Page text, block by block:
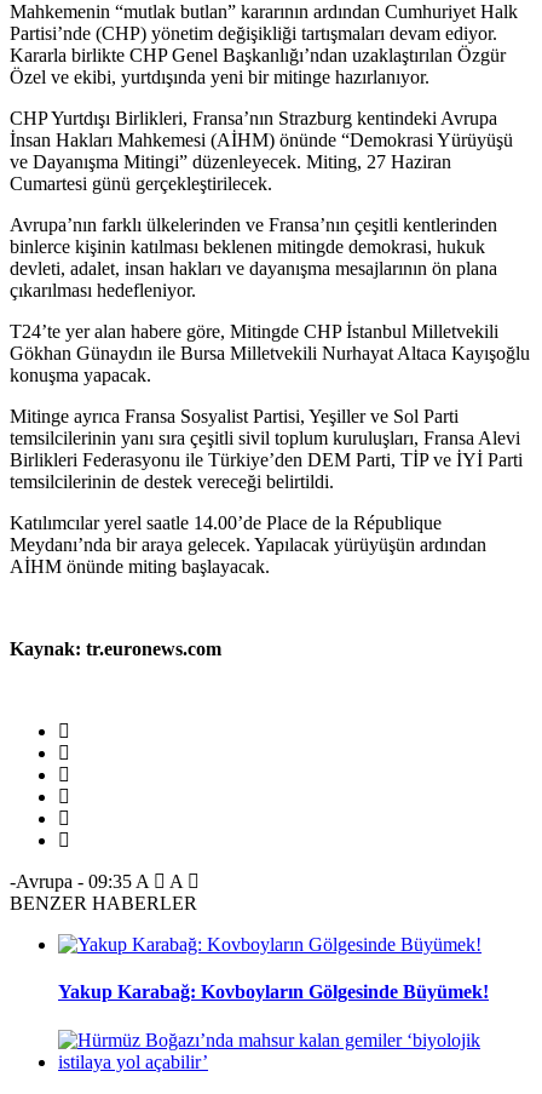
Mahkemenin “mutlak butlan” kararının ardından Cumhuriyet Halk
Partisi’nde (CHP) yönetim değişikliği tartışmaları devam ediyor.
Kararla birlikte CHP Genel Başkanlığı’ndan uzaklaştırılan Özgür
Özel ve ekibi, yurtdışında yeni bir mitinge hazırlanıyor.
CHP Yurtdışı Birlikleri, Fransa’nın Strazburg kentindeki Avrupa
İnsan Hakları Mahkemesi (AİHM) önünde “Demokrasi Yürüyüşü
ve Dayanışma Mitingi” düzenleyecek. Miting, 27 Haziran
Cumartesi günü gerçekleştirilecek.
Avrupa’nın farklı ülkelerinden ve Fransa’nın çeşitli kentlerinden
binlerce kişinin katılması beklenen mitingde demokrasi, hukuk
devleti, adalet, insan hakları ve dayanışma mesajlarının ön plana
çıkarılması hedefleniyor.
T24’te yer alan habere göre, Mitingde CHP İstanbul Milletvekili
Gökhan Günaydın ile Bursa Milletvekili Nurhayat Altaca Kayışoğlu
konuşma yapacak.
Mitinge ayrıca Fransa Sosyalist Partisi, Yeşiller ve Sol Parti
temsilcilerinin yanı sıra çeşitli sivil toplum kuruluşları, Fransa Alevi
Birlikleri Federasyonu ile Türkiye’den DEM Parti, TİP ve İYİ Parti
temsilcilerinin de destek vereceği belirtildi.
Katılımcılar yerel saatle 14.00’de Place de la République
Meydanı’nda bir araya gelecek. Yapılacak yürüyüşün ardından
AİHM önünde miting başlayacak.
Kaynak: tr.euronews.com
-Avrupa - 09:35 A
A
BENZER HABERLER
Yakup Karabağ: Kovboyların Gölgesinde Büyümek!